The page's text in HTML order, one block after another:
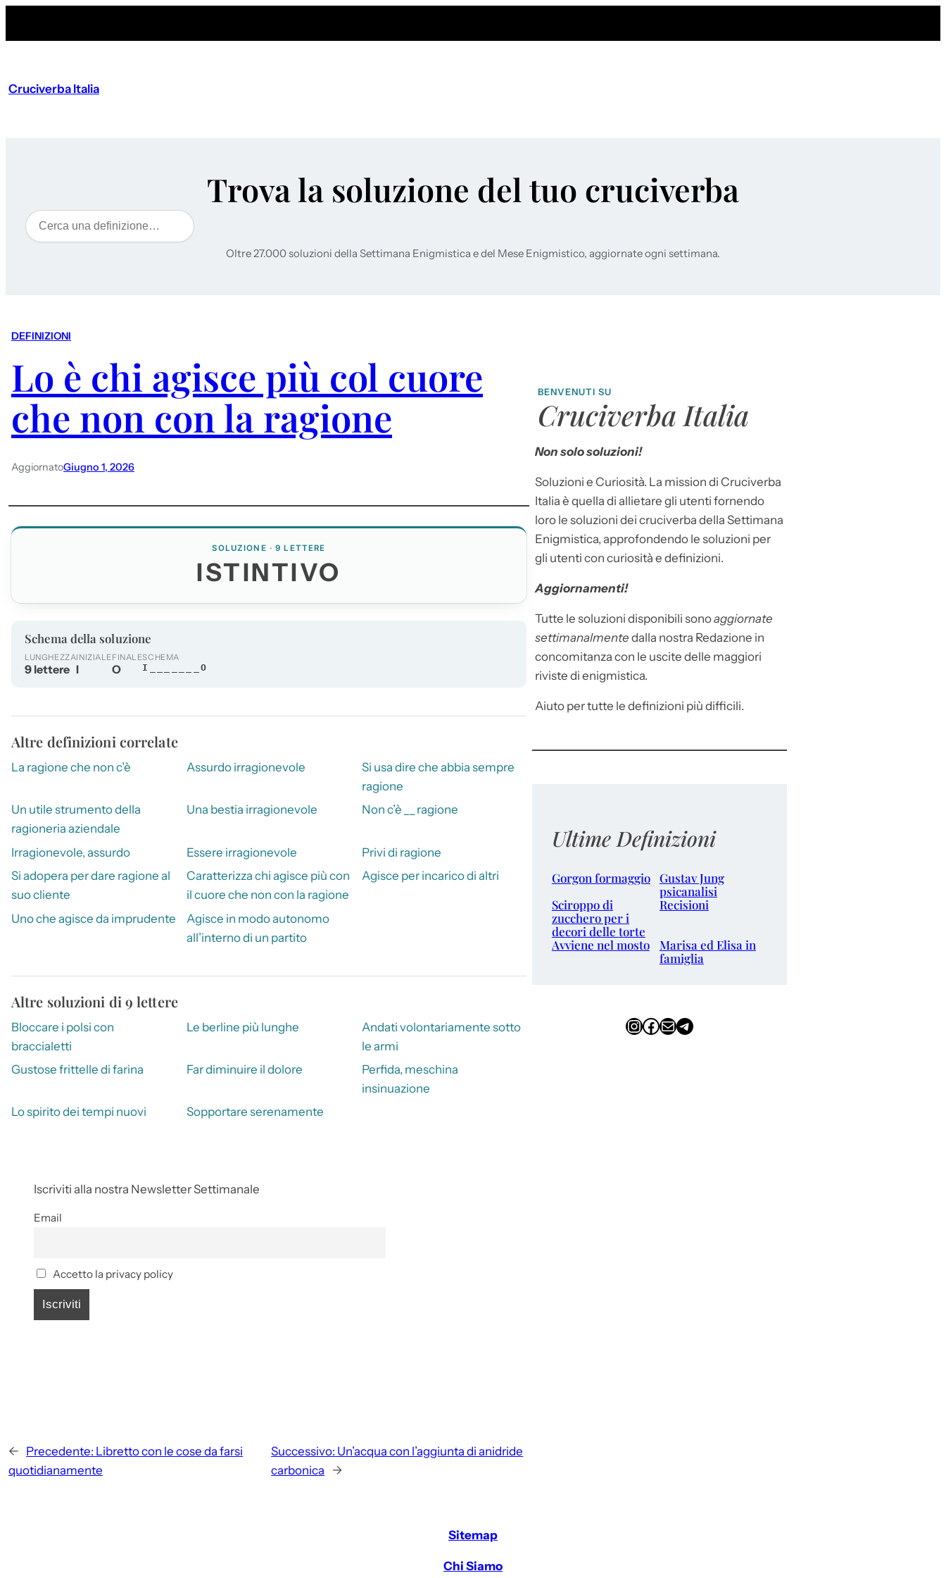
Cruciverba Italia
Trova la soluzione del tuo cruciverba
Cerca
Oltre 27.000 soluzioni della Settimana Enigmistica e del Mese Enigmistico, aggiornate ogni settimana.
DEFINIZIONI
Lo è chi agisce più col cuore
che non con la ragione
AggiornatoGiugno 1, 2026
SOLUZIONE · 9 LETTERE
ISTINTIVO
Schema della soluzione
LUNGHEZZA
9 lettere
INIZIALE
I
FINALE
O
SCHEMA
I_______O
Altre definizioni correlate
La ragione che non c’è Assurdo irragionevole
Si usa dire che abbia sempre
ragione
Un utile strumento della
ragioneria aziendale
Una bestia irragionevole Non c’è __ ragione
Irragionevole, assurdo Essere irragionevole
Privi di ragione
Si adopera per dare ragione al
suo cliente
Caratterizza chi agisce più con
il cuore che non con la ragione
Agisce per incarico di altri
Uno che agisce da imprudente
Agisce in modo autonomo
all’interno di un partito
Altre soluzioni di 9 lettere
Bloccare i polsi con
braccialetti
Le berline più lunghe
Andati volontariamente sotto
le armi
Gustose frittelle di farina
Far diminuire il dolore
Perfida, meschina
insinuazione
Lo spirito dei tempi nuovi
Sopportare serenamente
Iscriviti alla nostra Newsletter Settimanale
Email
Accetto la privacy policy
← Precedente: Libretto con le cose da farsi
quotidianamente
Successivo: Un’acqua con l’aggiunta di anidride
carbonica
→
BENVENUTI SU
Cruciverba Italia
Non solo soluzioni!
Soluzioni e Curiosità. La mission di Cruciverba
Italia è quella di allietare gli utenti fornendo
loro le soluzioni dei cruciverba della Settimana
Enigmistica, approfondendo le soluzioni per
gli utenti con curiosità e definizioni.
Aggiornamenti!
Tutte le soluzioni disponibili sonoaggiornate
settimanalmente dalla nostra Redazione in
concomitanza con le uscite delle maggiori
riviste di enigmistica.
Aiuto per tutte le definizioni più difficili.
Ultime Definizioni
Gorgon formaggio Gustav Jung
psicanalisi
Sciroppo di
zucchero per i
decori delle torte
Recisioni
Avviene nel mosto
Marisa ed Elisa in
famiglia
InstagramFacebook Email Telegram
Sitemap
Chi Siamo